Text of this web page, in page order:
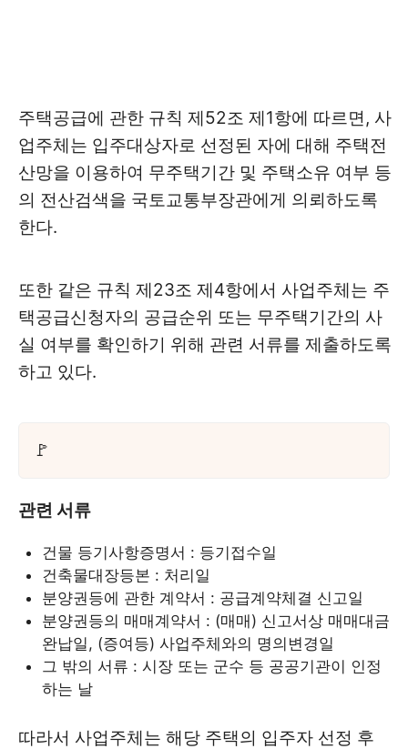
주택공급에 관한 규칙 제52조 제1항에 따르면, 사
업주체는 입주대상자로 선정된 자에 대해 주택전
산망을 이용하여 무주택기간 및 주택소유 여부 등
의 전산검색을 국토교통부장관에게 의뢰하도록
한다.
또한 같은 규칙 제23조 제4항에서 사업주체는 주
택공급신청자의 공급순위 또는 무주택기간의 사
실 여부를 확인하기 위해 관련 서류를 제출하도록
하고 있다.
관련 서류
건물 등기사항증명서 : 등기접수일
건축물대장등본 : 처리일
분양권등에 관한 계약서 : 공급계약체결 신고일
분양권등의 매매계약서 : (매매) 신고서상 매매대금
완납일, (증여등) 사업주체와의 명의변경일
그 밖의 서류 : 시장 또는 군수 등 공공기관이 인정
하는 날
따라서 사업주체는 해당 주택의 입주자 선정 후